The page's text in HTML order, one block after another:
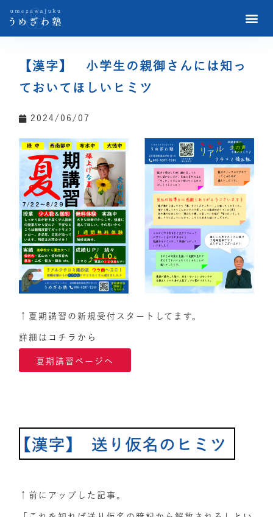
【漢字】 小学生の親御さんには知っ
ておいてほしいヒミツ
2024/06/07
↑夏期講習の新規受付スタートしてます。
詳細はコチラから
夏期講習ページへ
↑前にアップした記事。